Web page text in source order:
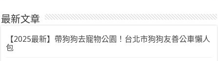
最新文章
【2025最新】帶狗狗去寵物公園！台北市狗狗友善公車懶人
包